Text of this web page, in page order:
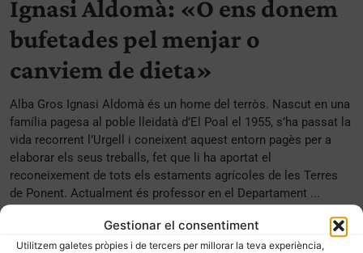
Gestionar el consentiment
Utilitzem galetes pròpies i de tercers per millorar la teva experiència,
Ignasi Aldomà: «O ens donem
bufetades pel menjar o
canviem de dieta»
Alba Gros Ignasi Aldomà és un home del terròs. Nascut en una
família pagesa al poble lleidatà d’El Poal el 1955, s’ha passat la
vida recorrent l’Urgell i coneixent aquest entorn pagès per a
elaborar els seus treballs, fet que li ha aportat el
reconeixement de tots els estaments agrícoles de les Terres
de Ponent. Actualment és professor en el Departament ...